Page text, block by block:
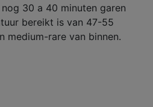
30 a 40 minuten garen
bereikt is van 47-55
medium-rare van binnen.